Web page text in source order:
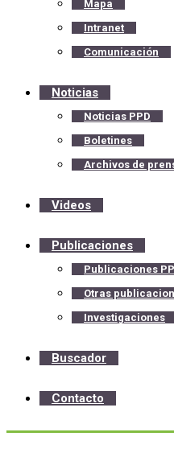
Mapa
Intranet
Comunicación
Noticias
Noticias PPD
Boletines
Archivos de
Videos
Publicaciones
Publicaciones
Otras
Investigaciones
Buscador
Contacto